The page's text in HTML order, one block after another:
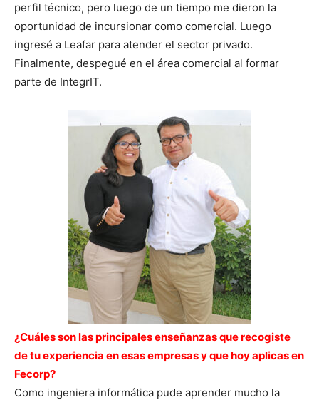
perfil técnico, pero luego de un tiempo me dieron la
oportunidad de incursionar como comercial. Luego
ingresé a Leafar para atender el sector privado.
Finalmente, despegué en el área comercial al formar
parte de IntegrIT.
¿Cuáles son las principales enseñanzas que recogiste
de tu experiencia en esas empresas y que hoy aplicas en
Fecorp?
Como ingeniera informática pude aprender mucho la